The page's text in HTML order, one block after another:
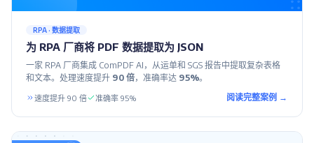
RPA · 数据提取
为 RPA 厂商将 PDF 数据提取为 JSON
一家 RPA 厂商集成 ComPDF AI，从运单和 SGS 报告中提取复杂表格
和文本。处理速度提升 90 倍，准确率达 95%。
速度提升 90 倍 准确率 95% 阅读完整案例 →